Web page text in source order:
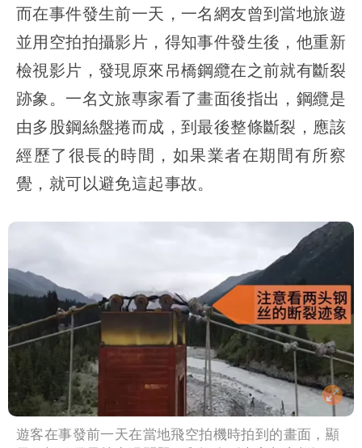
而在事件發生前一天，一名網友曾到當地旅遊
並用空拍拍攝影片，得知事件發生後，他重新
檢視影片，發現原來吊橋鋼纜在之前就有斷裂
跡象。一名文旅專家看了畫面後指出，鋼纜是
由多股鋼絲盤捲而成，到最後整條斷裂，應該
經歷了很長的時間，如果業者在期間有所察
覺，就可以避免這起事故。
遊客在事發前一天在當地飛空拍機時拍到的畫面，顯